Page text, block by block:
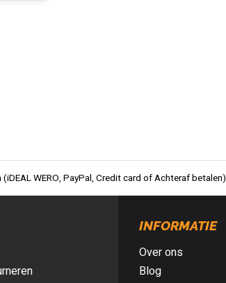
WERO, PayPal, Credit card of Achteraf betalen)
INFORMATIE
Over ons
Blog